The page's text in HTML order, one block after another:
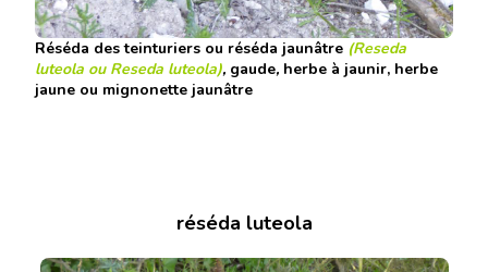
Réséda des teinturiers ou réséda jaunâtre (Reseda
luteola ou Reseda luteola), gaude, herbe à jaunir, herbe
jaune ou mignonette jaunâtre
réséda luteola